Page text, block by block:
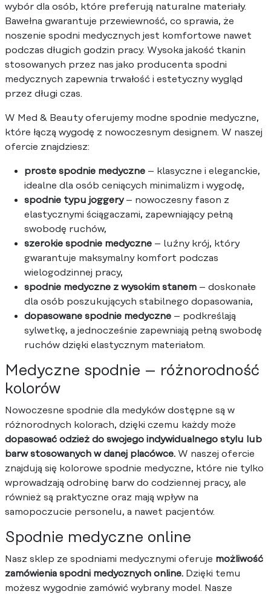
wybór dla osób, które preferują naturalne materiały.
Bawełna gwarantuje przewiewność, co sprawia, że
noszenie spodni medycznych jest komfortowe nawet
podczas długich godzin pracy. Wysoka jakość tkanin
stosowanych przez nas jako producenta spodni
medycznych zapewnia trwałość i estetyczny wygląd
przez długi czas.
W Med & Beauty oferujemy modne spodnie medyczne,
które łączą wygodę z nowoczesnym designem. W naszej
ofercie znajdziesz:
proste spodnie medyczne – klasyczne i eleganckie,
idealne dla osób ceniących minimalizm i wygodę,
spodnie typu joggery– nowoczesny fason z
elastycznymi ściągaczami, zapewniający pełną
swobodę ruchów,
szerokie spodnie medyczne – luźny krój, który
gwarantuje maksymalny komfort podczas
wielogodzinnej pracy,
spodnie medyczne z wysokim stanem – doskonałe
dla osób poszukujących stabilnego dopasowania,
dopasowane spodnie medyczne – podkreślają
sylwetkę, a jednocześnie zapewniają pełną swobodę
ruchów dzięki elastycznym materiałom.
Medyczne spodnie – różnorodność
kolorów
Nowoczesne spodnie dla medyków dostępne są w
różnorodnych kolorach, dzięki czemu każdy może
dopasować odzież do swojego indywidualnego stylu lub
barw stosowanych w danej placówce. W naszej ofercie
znajdują się kolorowe spodnie medyczne, które nie tylko
wprowadzają odrobinę barw do codziennej pracy, ale
również są praktyczne oraz mają wpływ na
samopoczucie personelu, a nawet pacjentów.
Spodnie medyczne online
Nasz sklep ze spodniami medycznymi oferuje możliwość
zamówienia spodni medycznych online. Dzięki temu
możesz wygodnie zamówić wybrany model. Nasze